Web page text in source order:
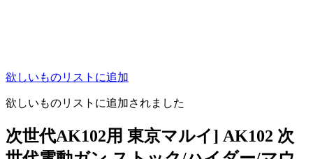
欲しいものリストに追加
欲しいものリストに追加されました
次世代AK102用 東京マルイ] AK102 次